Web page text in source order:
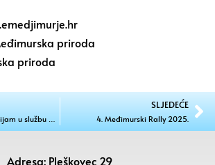
priroda
priroda
Javni natječaj za prijam u službu – upravni referent
SLJEDEĆE
4. Međimurski Rally 2025.
Adresa: Pleškovec 29